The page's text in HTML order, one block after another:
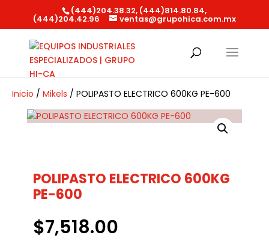
(444)204.38.32, (444)814.80.84,
(444)204.42.96 ventas@grupohica.com.mx
Inicio / Mikels / POLIPASTO ELECTRICO 600KG PE-600
POLIPASTO ELECTRICO 600KG
PE-600
$7,518.00